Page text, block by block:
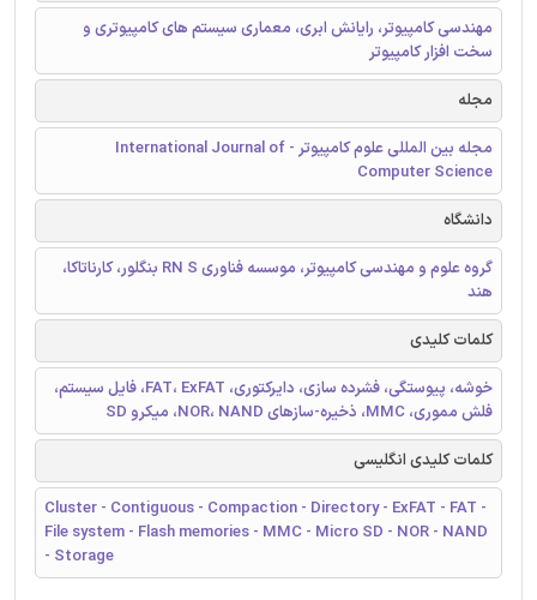
مهندسی کامپیوتر، رایانش ابری، معماری سیستم های کامپیوتری و
سخت افزار کامپیوتر
مجله
مجله بین المللی علوم کامپیوتر - International Journal of
Computer Science
دانشگاه
گروه علوم و مهندسی کامپیوتر، موسسه فناوری RN S بنگلور، کارناتاکا،
هند
کلمات کلیدی
خوشه، پیوستگی، فشرده سازی، دایرکتوری، FAT، ExFAT، فایل سیستم،
فلش مموری، MMC، ذخیره-سازهای NOR، NAND، میکرو SD
کلمات کلیدی انگلیسی
Cluster - Contiguous - Compaction - Directory - ExFAT - FAT -
File system - Flash memories - MMC - Micro SD - NOR - NAND
- Storage